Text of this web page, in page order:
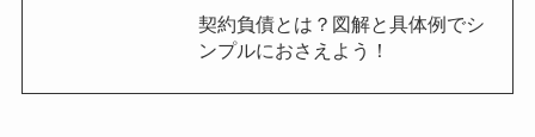
契約負債とは？図解と具体例でシ
ンプルにおさえよう！